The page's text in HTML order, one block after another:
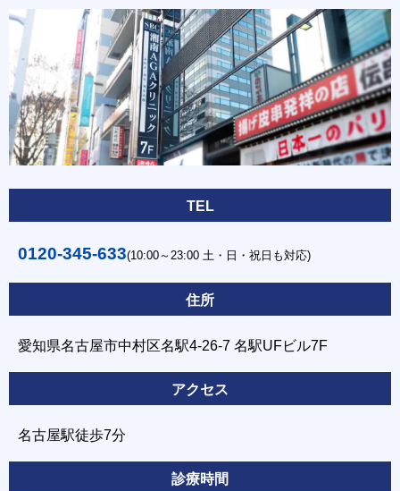
TEL
0120-345-633(10:00～23:00 土・日・祝日も対応)
住所
愛知県名古屋市中村区名駅4-26-7 名駅UFビル7F
アクセス
名古屋駅徒歩7分
診療時間